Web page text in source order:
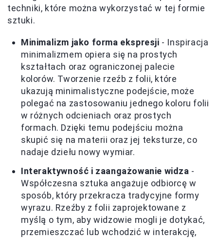
techniki, które można wykorzystać w tej formie
sztuki.
Minimalizm jako forma ekspresji - Inspiracja
minimalizmem opiera się na prostych
kształtach oraz ograniczonej palecie
kolorów. Tworzenie rzeźb z folii, które
ukazują minimalistyczne podejście, może
polegać na zastosowaniu jednego koloru folii
w różnych odcieniach oraz prostych
formach. Dzięki temu podejściu można
skupić się na materii oraz jej teksturze, co
nadaje dziełu nowy wymiar.
Interaktywność i zaangażowanie widza -
Współczesna sztuka angażuje odbiorcę w
sposób, który przekracza tradycyjne formy
wyrazu. Rzeźby z folii zaprojektowane z
myślą o tym, aby widzowie mogli je dotykać,
przemieszczać lub wchodzić w interakcję,